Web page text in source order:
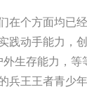
在个方面均已
践动手能力，
生存能力，
兵王王者青少